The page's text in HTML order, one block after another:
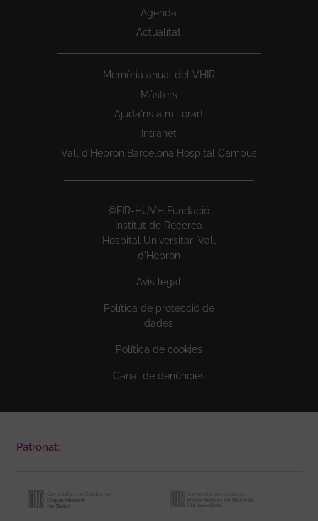
Agenda
Actualitat
Memòria anual del VHIR
Màsters
Ajuda'ns a millorar!
Intranet
Vall d’Hebron Barcelona Hospital Campus
©FIR-HUVH Fundació
Institut de Recerca
Hospital Universitari Vall
d'Hebron
Avís legal
Política de protecció de
dades
Política de cookies
Canal de denúncies
Patronat: